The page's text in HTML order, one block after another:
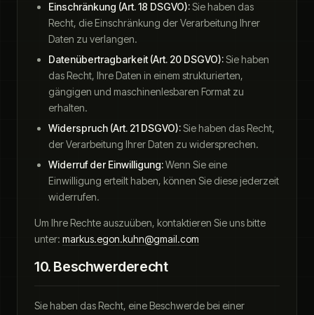
Einschränkung (Art. 18 DSGVO):Sie haben das
Recht, die Einschränkung der Verarbeitung Ihrer
Daten zu verlangen.
Datenübertragbarkeit (Art. 20 DSGVO):Sie haben
das Recht, Ihre Daten in einem strukturierten,
gängigen und maschinenlesbaren Format zu
erhalten.
Widerspruch (Art. 21 DSGVO):Sie haben das Recht,
der Verarbeitung Ihrer Daten zu widersprechen.
Widerruf der Einwilligung:Wenn Sie eine
Einwilligung erteilt haben, können Sie diese jederzeit
widerrufen.
Um Ihre Rechte auszuüben, kontaktieren Sie uns bitte
unter: markus.egon.kuhn@gmail.com
10. Beschwerderecht
Sie haben das Recht, eine Beschwerde bei einer